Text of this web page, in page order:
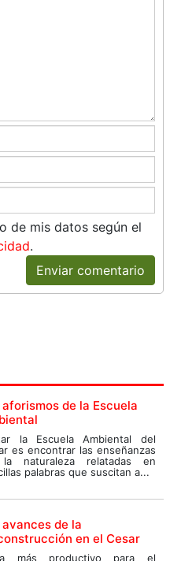
de mis datos según el
.
Enviar comentario
aforismos de la Escuela
la Escuela Ambiental del
es encontrar las enseñanzas
naturaleza relatadas en
palabras que suscitan a...
avances de la
en el Cesar
más productivo para el